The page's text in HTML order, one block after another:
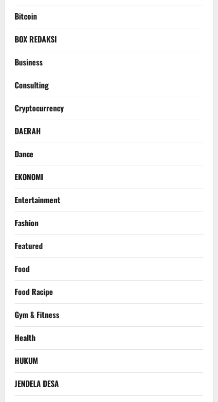
Bitcoin
BOX REDAKSI
Business
Consulting
Cryptocurrency
DAERAH
Dance
EKONOMI
Entertainment
Fashion
Featured
Food
Food Racipe
Gym & Fitness
Health
HUKUM
JENDELA DESA